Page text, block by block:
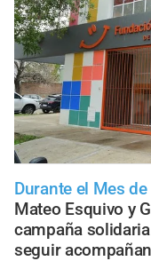
Durante el Mes
Mateo Esquivo y
campaña
seguir